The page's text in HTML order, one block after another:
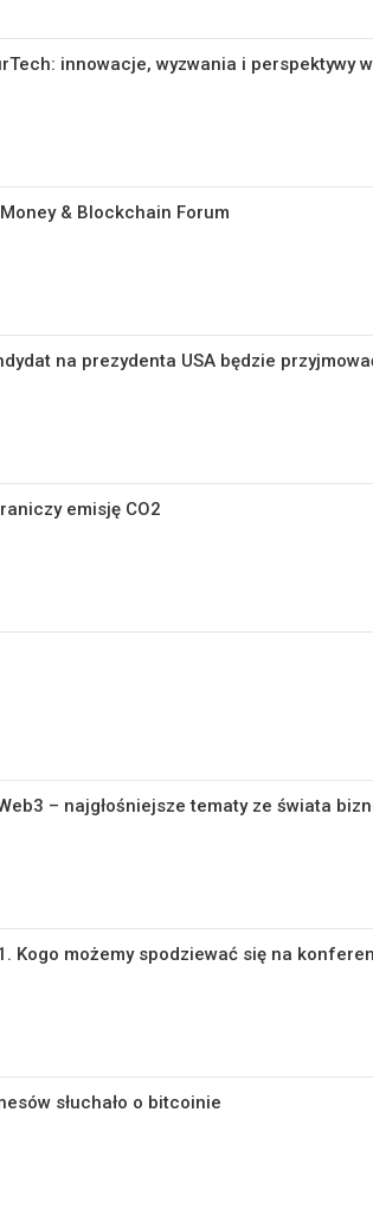
innowacje, wyzwania i perspektywy
& Blockchain Forum
na prezydenta USA będzie
emisję CO2
– najgłośniejsze tematy ze świata
Kogo możemy spodziewać się na
słuchało o bitcoinie